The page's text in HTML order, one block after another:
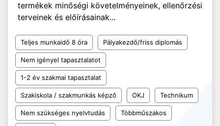
termékek minőségi követelményeinek, ellenőrzési
terveinek és előírásainak...
Teljes munkaidő 8 óra Pályakezdő/friss diplomás
Nem igényel tapasztalatot
1-2 év szakmai tapasztalat
Szakiskola / szakmunkás képző OKJ Technikum
Nem szükséges nyelvtudás Többműszakos